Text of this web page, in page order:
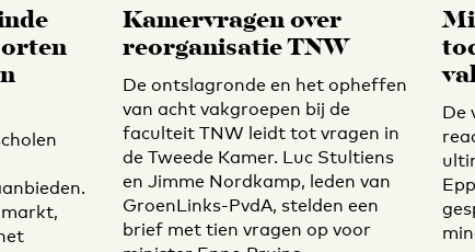
Kamervragen over
reorganisatie TNW
De ontslagronde en het opheffen
van acht vakgroepen bij de
faculteit TNW leidt tot vragen in
de Tweede Kamer. Luc Stultiens
en Jimme Nordkamp, leden van
GroenLinks-PvdA, stelden een
brief met tien vragen op voor
De